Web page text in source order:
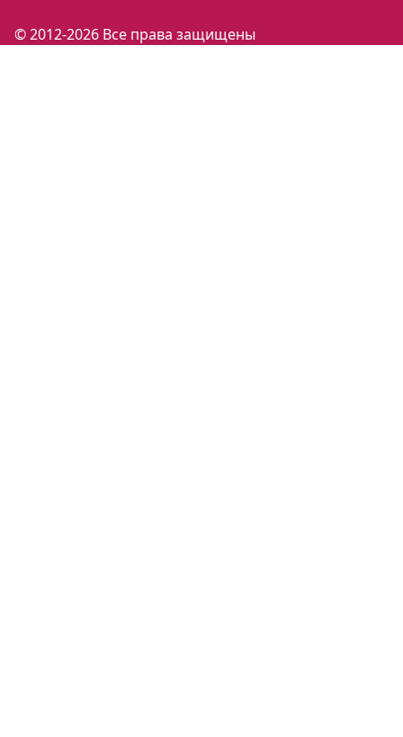
© 2012-2026 Все права защищены